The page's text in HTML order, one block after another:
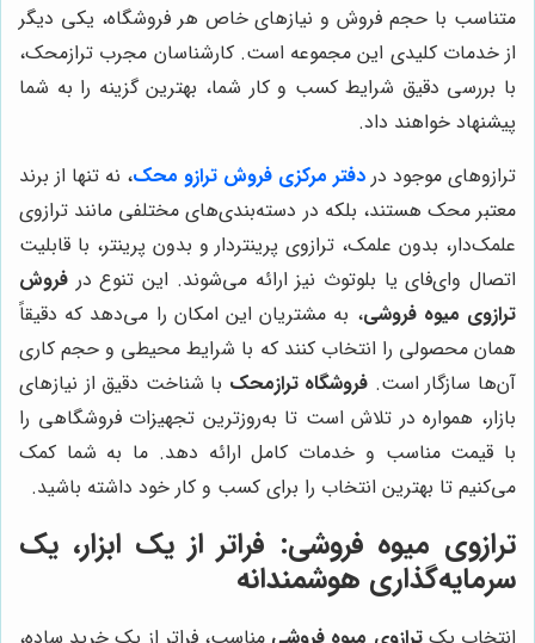
متناسب با حجم فروش و نیازهای خاص هر فروشگاه، یکی دیگر
از خدمات کلیدی این مجموعه است. کارشناسان مجرب ترازمحک،
با بررسی دقیق شرایط کسب و کار شما، بهترین گزینه را به شما
پیشنهاد خواهند داد.
ترازوهای موجود در دفتر مرکزی فروش ترازو محک، نه تنها از برند
معتبر محک هستند، بلکه در دسته‌بندی‌های مختلفی مانند ترازوی
علمک‌دار، بدون علمک، ترازوی پرینتردار و بدون پرینتر، با قابلیت
اتصال وای‌فای یا بلوتوث نیز ارائه می‌شوند. این تنوع در فروش
ترازوی میوه فروشی، به مشتریان این امکان را می‌دهد که دقیقاً
همان محصولی را انتخاب کنند که با شرایط محیطی و حجم کاری
آن‌ها سازگار است. فروشگاه ترازمحک با شناخت دقیق از نیازهای
بازار، همواره در تلاش است تا به‌روزترین تجهیزات فروشگاهی را
با قیمت مناسب و خدمات کامل ارائه دهد. ما به شما کمک
می‌کنیم تا بهترین انتخاب را برای کسب و کار خود داشته باشید.
ترازوی میوه فروشی: فراتر از یک ابزار، یک
سرمایه‌گذاری هوشمندانه